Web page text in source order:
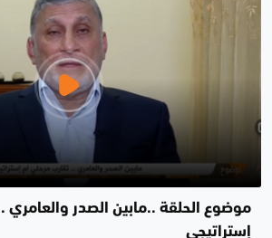
موضوع الحلقة ..مابين الصدر والعامري
إستراتيجي